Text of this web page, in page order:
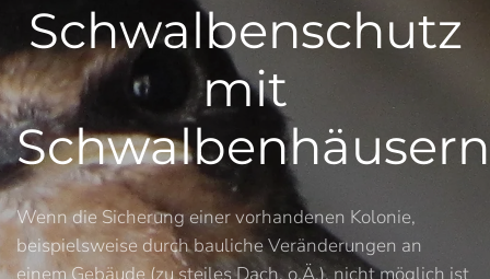
Schwalbenschutz
mit
Schwalbenhäusern
Wenn die Sicherung einer vorhandenen Kolonie,
beispielsweise durch bauliche Veränderungen an